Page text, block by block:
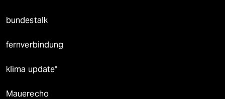
bundestalk
fernverbindung
klima update°
Mauerecho